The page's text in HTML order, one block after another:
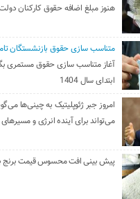
هنوز مبلغ اضافه حقوق کارکنان
متناسب سازی حقوق بازنشستگان
آغاز متناسب سازی حقوق مستمری
ابتدای سال 1404
امروز جبر ژئوپلیتیک به چینی‌ها
می‌تواند برای آینده انرژی و
پیش بینی افت محسوس قیمت برنج به زیر 200